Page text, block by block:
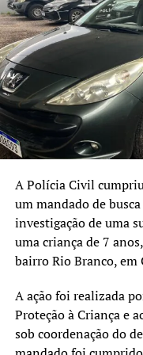
buscam esclarecer a
verificar se houve
A investigação teve
técnico elaborado
Ministério da Justiça
Segundo a Polícia
anos e são
crime ou criminoso e
antirracismo. Até o
enquadrados na Lei
individual dependerá
apreendido e da
A Polícia Civil
um mandado de
investigação de uma
uma criança de 7
bairro Rio Branco, em
A ação foi realizada
Proteção à Criança e
sob coordenação do